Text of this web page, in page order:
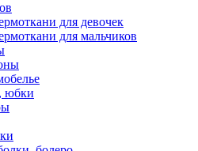
для девочек
для мальчиков
юбки